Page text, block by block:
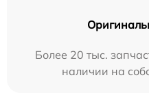
Более 20 тыс.
наличии на